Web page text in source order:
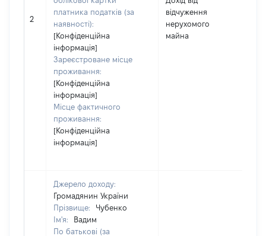
2
платника податків (за
наявності):
[Конфіденційна
інформація]
Зареєстроване місце
проживання:
[Конфіденційна
інформація]
Місце фактичного
проживання:
[Конфіденційна
інформація]
відчуження
нерухомого
майна
Джерело доходу:
Громадянин України
Прізвище:
Чубенко
Ім'я:
Вадим
По батькові (за